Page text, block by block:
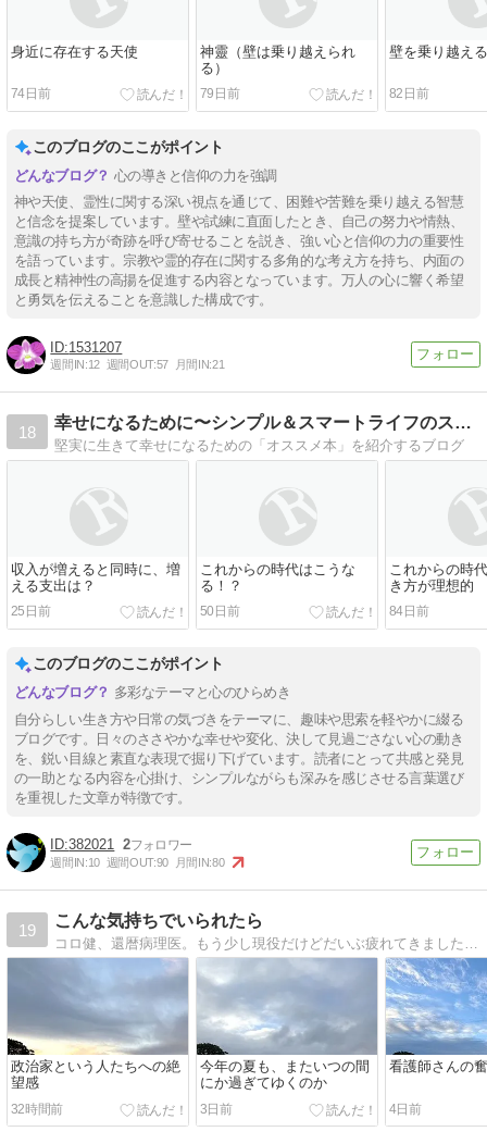
身近に存在する天使
74日前
神靈（壁は乗り越えられ
る）
79日前
壁を乗り越え
82日前
このブログのここがポイント
心の導きと信仰の力を強調
神や天使、霊性に関する深い視点を通じて、困難や苦難を乗り越える智慧
と信念を提案しています。壁や試練に直面したとき、自己の努力や情熱、
意識の持ち方が奇跡を呼び寄せることを説き、強い心と信仰の力の重要性
を語っています。宗教や霊的存在に関する多角的な考え方を持ち、内面の
成長と精神性の高揚を促進する内容となっています。万人の心に響く希望
と勇気を伝えることを意識した構成です。
1531207
週間IN:12 週間OUT:57 月間IN:21
18
幸せになるために〜シンプル＆スマートライフのススメ
堅実に生きて幸せになるための「オススメ本」を紹介するブログ
収入が増えると同時に、増
える支出は？
25日前
これからの時代はこうな
る！？
50日前
これからの時
き方が理想的
84日前
このブログのここがポイント
多彩なテーマと心のひらめき
自分らしい生き方や日常の気づきをテーマに、趣味や思索を軽やかに綴る
ブログです。日々のささやかな幸せや変化、決して見過ごさない心の動き
を、鋭い目線と素直な表現で掘り下げています。読者にとって共感と発見
の一助となる内容を心掛け、シンプルながらも深みを感じさせる言葉選び
を重視した文章が特徴です。
382021 2
週間IN:10 週間OUT:90 月間IN:80
19
こんな気持ちでいられたら
政治家という人たちへの絶
望感
32時間前
今年の夏も、またいつの間
にか過ぎてゆくのか
3日前
看護師さんの
4日前